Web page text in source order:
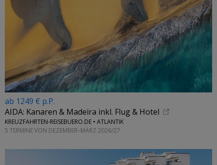
ab 1249 € p.P.
AIDA: Kanaren & Madeira inkl. Flug & Hotel
KREUZFAHRTEN-REISEBUERO.DE • ATLANTIK
5 TERMINE VON DEZEMBER–MÄRZ 2026/27